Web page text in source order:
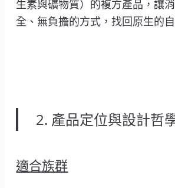
生素與礦物質）的複方產品，讓
全、無負擔的方式，找回原生的
2. 產品定位與設計哲
適合族群